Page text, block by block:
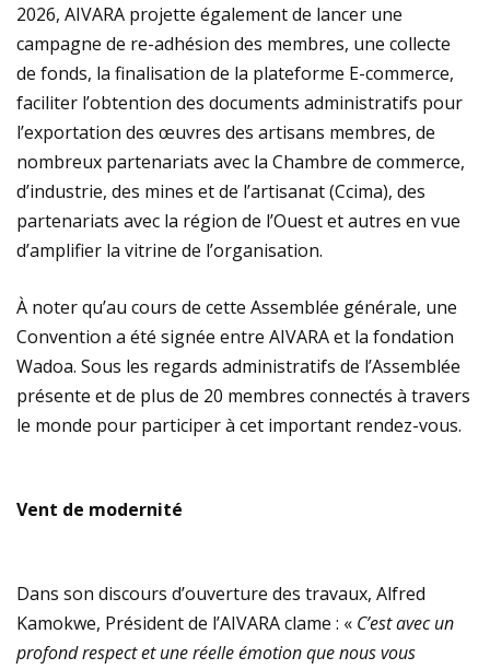
2026, AIVARA projette également de lancer une
campagne de re-adhésion des membres, une collecte
de fonds, la finalisation de la plateforme E-commerce,
faciliter l’obtention des documents administratifs pour
l’exportation des œuvres des artisans membres, de
nombreux partenariats avec la Chambre de commerce,
d’industrie, des mines et de l’artisanat (Ccima), des
partenariats avec la région de l’Ouest et autres en vue
d’amplifier la vitrine de l’organisation.
À noter qu’au cours de cette Assemblée générale, une
Convention a été signée entre AIVARA et la fondation
Wadoa. Sous les regards administratifs de l’Assemblée
présente et de plus de 20 membres connectés à travers
le monde pour participer à cet important rendez-vous.
Vent de modernité
Dans son discours d’ouverture des travaux, Alfred
Kamokwe, Président de l’AIVARA clame : « C’est avec un
profond respect et une réelle émotion que nous vous